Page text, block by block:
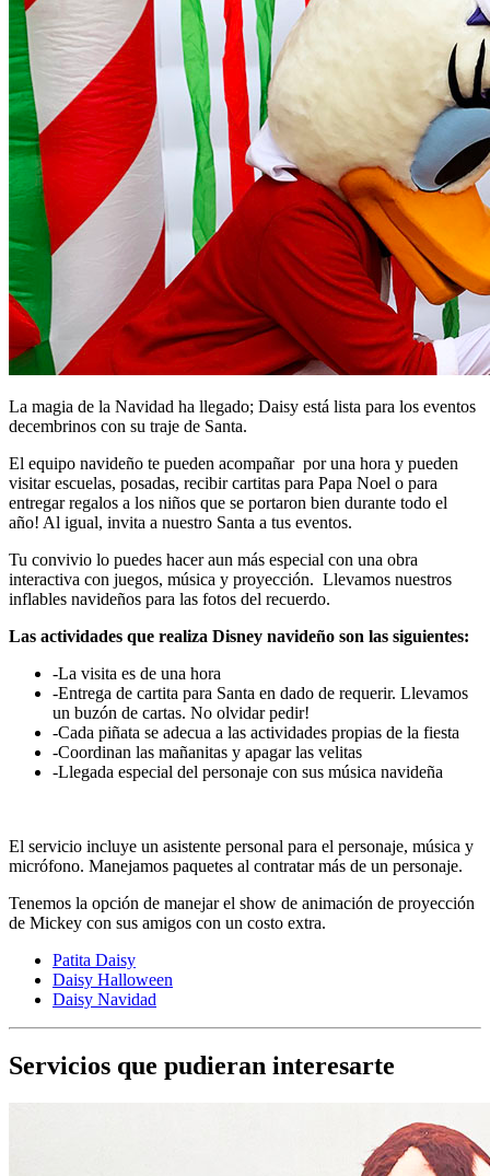
La magia de la Navidad ha llegado; Daisy está lista para los eventos
decembrinos con su traje de Santa.
El equipo navideño te pueden acompañar por una hora y pueden
visitar escuelas, posadas, recibir cartitas para Papa Noel o para
entregar regalos a los niños que se portaron bien durante todo el
año! Al igual, invita a nuestro Santa a tus eventos.
Tu convivio lo puedes hacer aun más especial con una obra
interactiva con juegos, música y proyección. Llevamos nuestros
inflables navideños para las fotos del recuerdo.
Las actividades que realiza Disney navideño son las siguientes:
-La visita es de una hora
-Entrega de cartita para Santa en dado de requerir. Llevamos
un buzón de cartas. No olvidar pedir!
-Cada piñata se adecua a las actividades propias de la fiesta
-Coordinan las mañanitas y apagar las velitas
-Llegada especial del personaje con sus música navideña
El servicio incluye un asistente personal para el personaje, música y
micrófono. Manejamos paquetes al contratar más de un personaje.
Tenemos la opción de manejar el show de animación de proyección
de Mickey con sus amigos con un costo extra.
Patita Daisy
Daisy Halloween
Daisy Navidad
Servicios que pudieran interesarte